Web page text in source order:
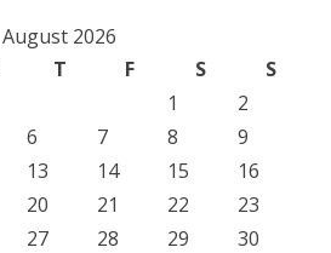
August 2026
T F S
S
1
2
6 7 8
9
13 14 15
16
20 21 22
23
27 28 29
30